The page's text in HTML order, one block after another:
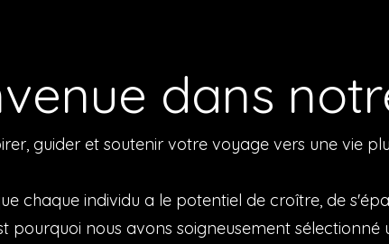
dans
guider et soutenir votre voyage vers une vie
chaque individu a le potentiel de croître, de
pourquoi nous avons soigneusement sélectionné